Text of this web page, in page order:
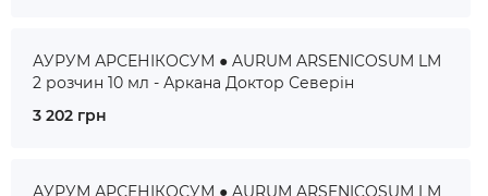
АУРУМ АРСЕНІКОСУМ ● AURUM ARSENICOSUM LM
2 розчин 10 мл - Аркана Доктор Северін
3 202 грн
АУРУМ АРСЕНІКОСУМ ● AURUM ARSENICOSUM LM